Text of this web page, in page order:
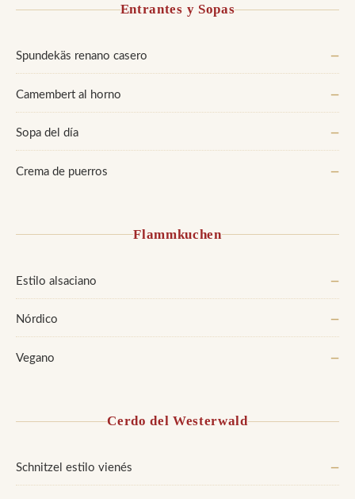
Entrantes y Sopas
Spundekäs renano casero —
Camembert al horno —
Sopa del día —
Crema de puerros —
Flammkuchen
Estilo alsaciano —
Nórdico —
Vegano —
Cerdo del Westerwald
Schnitzel estilo vienés —